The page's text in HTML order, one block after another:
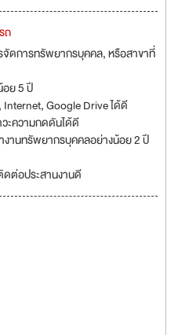
ถ
ดการทรัพยากรบุคคล, หรือสาขาที่
ย 5 ปี
Internet, Google Drive ได้ดี
ะความกดดันได้ดี
านทรัพยากรบุคคลอย่างน้อย 2 ปี
ดต่อประสานงานดี